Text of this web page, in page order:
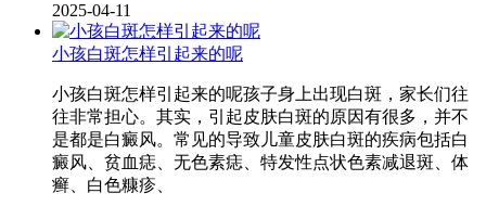
2025-04-11
小孩白斑怎样引起来的呢
小孩白斑怎样引起来的呢孩子身上出现白斑，家长们往
往非常担心。其实，引起皮肤白斑的原因有很多，并不
是都是白癜风。常见的导致儿童皮肤白斑的疾病包括白
癜风、贫血痣、无色素痣、特发性点状色素减退斑、体
癣、白色糠疹、